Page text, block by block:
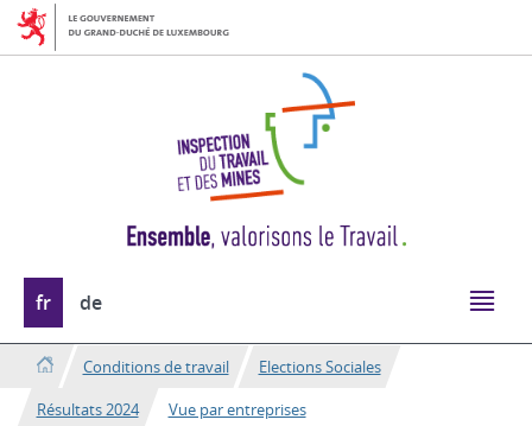
Aller
Aller
au
Changer
de
langue
fr de
Conditions de travail
Elections Sociales
Résultats 2024
Vue par entreprises